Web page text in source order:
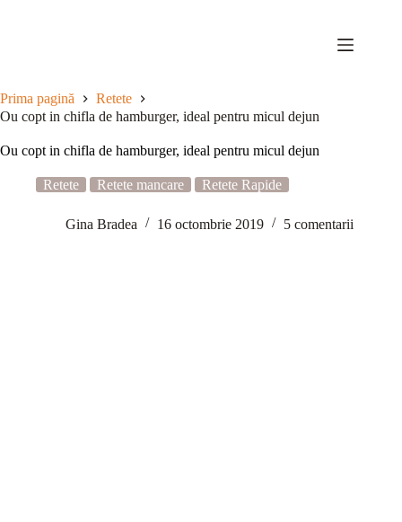
Prima pagină
Retete
Ou copt in chifla de hamburger, ideal pentru micul dejun
Ou copt in chifla de hamburger, ideal pentru micul dejun
Retete Retete mancare Retete Rapide
Gina Bradea 16 octombrie 2019 5 comentarii